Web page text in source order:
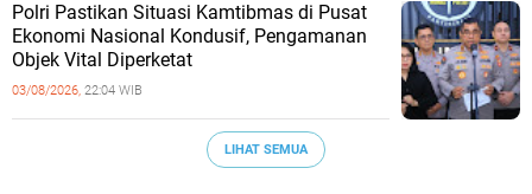
‎Polri Pastikan Situasi Kamtibmas di Pusat
Ekonomi Nasional Kondusif, Pengamanan
Objek Vital Diperketat
03/08/2026, 22:04 WIB
LIHAT SEMUA